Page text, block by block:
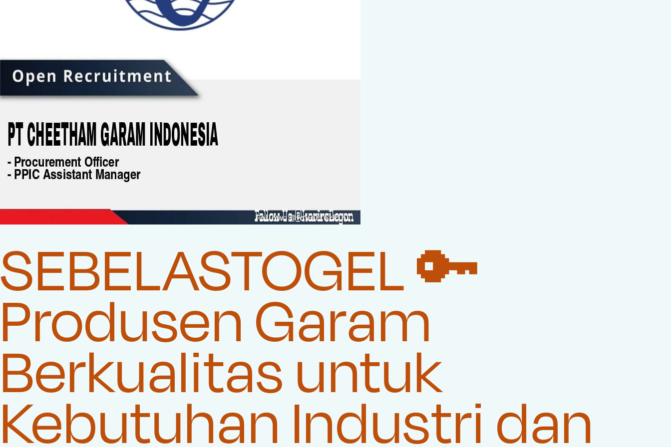
SEBELASTOGEL 🔑
Produsen Garam
Berkualitas untuk
Kebutuhan Industri dan